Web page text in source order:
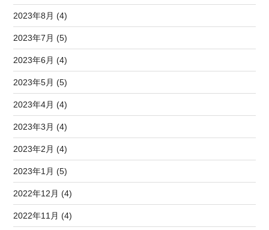
2023年8月 (4)
2023年7月 (5)
2023年6月 (4)
2023年5月 (5)
2023年4月 (4)
2023年3月 (4)
2023年2月 (4)
2023年1月 (5)
2022年12月 (4)
2022年11月 (4)